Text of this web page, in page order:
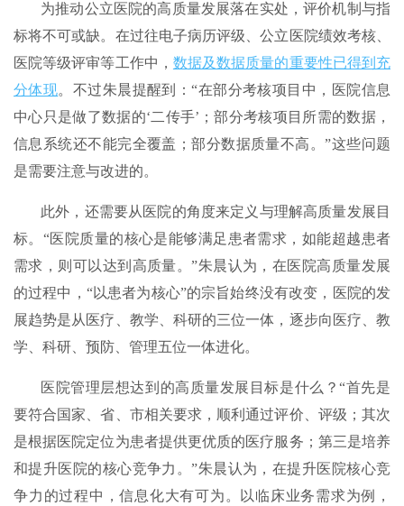
为推动公立医院的高质量发展落在实处，评价机制与指
标将不可或缺。在过往电子病历评级、公立医院绩效考核、
医院等级评审等工作中， 数据及数据质量的重要性已得到充
分体现。不过朱晨提醒到：“在部分考核项目中，医院信息
中心只是做了数据的‘二传手’；部分考核项目所需的数据，
信息系统还不能完全覆盖；部分数据质量不高。”这些问题
是需要注意与改进的。
此外，还需要从医院的角度来定义与理解高质量发展目
标。“医院质量的核心是能够满足患者需求，如能超越患者
需求，则可以达到高质量。”朱晨认为，在医院高质量发展
的过程中，“以患者为核心”的宗旨始终没有改变，医院的发
展趋势是从医疗、教学、科研的三位一体，逐步向医疗、教
学、科研、预防、管理五位一体进化。
医院管理层想达到的高质量发展目标是什么？“首先是
要符合国家、省、市相关要求，顺利通过评价、评级；其次
是根据医院定位为患者提供更优质的医疗服务；第三是培养
和提升医院的核心竞争力。”朱晨认为，在提升医院核心竞
争力的过程中，信息化大有可为。以临床业务需求为例，